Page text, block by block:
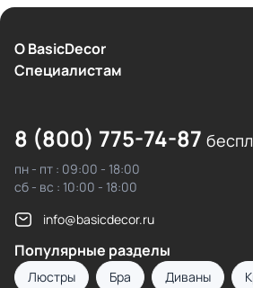
О BasicDecor
Cпециалистам
8 (800) 775-74-87
пн - пт : 09:00 - 18:00
сб - вс : 10:00 - 18:00
info@basicdecor.ru
Популярные разделы
Люстры Бра Диваны